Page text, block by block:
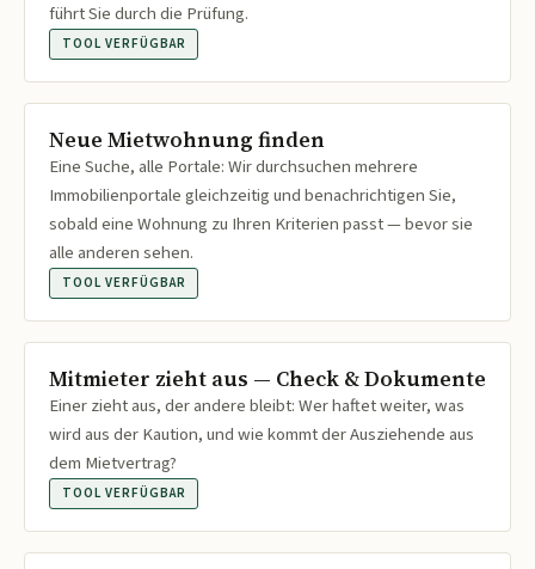
führt Sie durch die Prüfung.
TOOL VERFÜGBAR
Neue Mietwohnung finden
Eine Suche, alle Portale: Wir durchsuchen mehrere
Immobilienportale gleichzeitig und benachrichtigen Sie,
sobald eine Wohnung zu Ihren Kriterien passt — bevor sie
alle anderen sehen.
TOOL VERFÜGBAR
Mitmieter zieht aus — Check & Dokumente
Einer zieht aus, der andere bleibt: Wer haftet weiter, was
wird aus der Kaution, und wie kommt der Ausziehende aus
dem Mietvertrag?
TOOL VERFÜGBAR